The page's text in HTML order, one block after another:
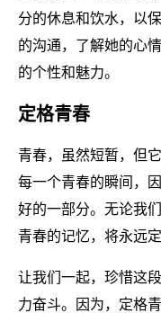
分的休息和饮水，以
的沟通，了解她的心
的个性和魅力。
定格青春
青春，虽然短暂，但
每一个青春的瞬间，
好的一部分。无论我
青春的记忆，将永远
让我们一起，珍惜这
力奋斗。因为，定格